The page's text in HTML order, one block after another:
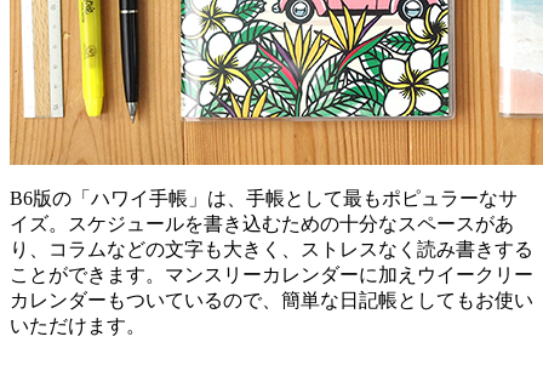
B6版の「ハワイ手帳」は、手帳として最もポピュラーなサ
イズ。スケジュールを書き込むための十分なスペースがあ
り、コラムなどの文字も大きく、ストレスなく読み書きする
ことができます。マンスリーカレンダーに加えウイークリー
カレンダーもついているので、簡単な日記帳としてもお使い
いただけます。